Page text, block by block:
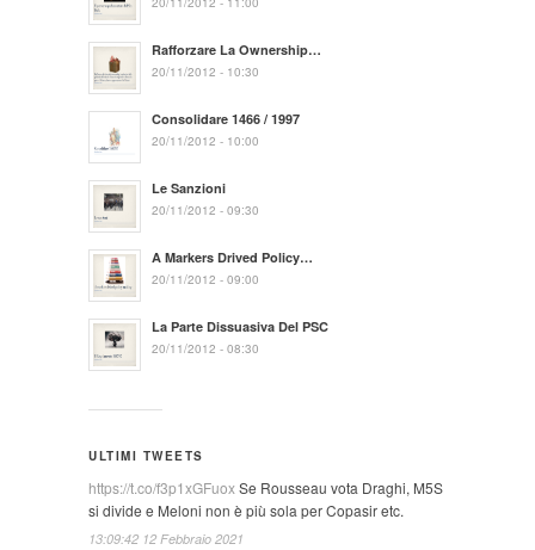
Rafforzare La Ownership…
20/11/2012 - 10:30
Consolidare 1466 / 1997
20/11/2012 - 10:00
Le Sanzioni
20/11/2012 - 09:30
A Markers Drived Policy…
20/11/2012 - 09:00
La Parte Dissuasiva Del PSC
20/11/2012 - 08:30
ULTIMI TWEETS
https://t.co/f3p1xGFuoxSe Rousseau vota Draghi, M5S
si divide e Meloni non è più sola per Copasir etc.
13:09:42 12 Febbraio 2021